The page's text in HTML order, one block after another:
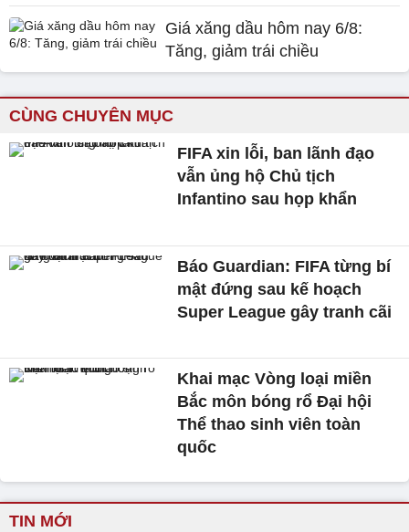
Giá xăng dầu hôm nay 6/8:
Tăng, giảm trái chiều
CÙNG CHUYÊN MỤC
FIFA xin lỗi, ban lãnh đạo
vẫn ủng hộ Chủ tịch
Infantino sau họp khẩn
Báo Guardian: FIFA từng bí
mật đứng sau kế hoạch
Super League gây tranh cãi
Khai mạc Vòng loại miền
Bắc môn bóng rổ Đại hội
Thể thao sinh viên toàn
quốc
TIN MỚI